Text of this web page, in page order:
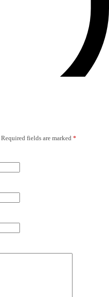
Required fields are marked *